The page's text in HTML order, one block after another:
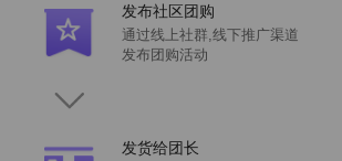
发布社区团购
通过线上社群,线下推广渠道
发布团购活动
发货给团长